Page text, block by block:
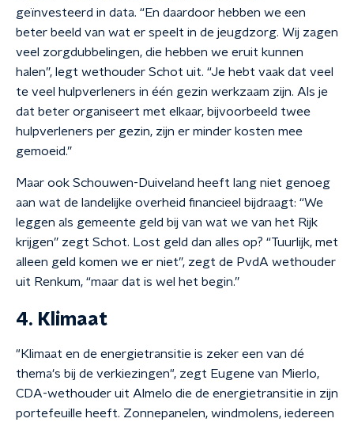
geïnvesteerd in data. “En daardoor hebben we een
beter beeld van wat er speelt in de jeugdzorg. Wij zagen
veel zorgdubbelingen, die hebben we eruit kunnen
halen”, legt wethouder Schot uit. “Je hebt vaak dat veel
te veel hulpverleners in één gezin werkzaam zijn. Als je
dat beter organiseert met elkaar, bijvoorbeeld twee
hulpverleners per gezin, zijn er minder kosten mee
gemoeid.”
Maar ook Schouwen-Duiveland heeft lang niet genoeg
aan wat de landelijke overheid financieel bijdraagt: “We
leggen als gemeente geld bij van wat we van het Rijk
krijgen” zegt Schot. Lost geld dan alles op? “Tuurlijk, met
alleen geld komen we er niet”, zegt de PvdA wethouder
uit Renkum, “maar dat is wel het begin.”
4. Klimaat
"Klimaat en de energietransitie is zeker een van dé
thema's bij de verkiezingen", zegt Eugene van Mierlo,
CDA-wethouder uit Almelo die de energietransitie in zijn
portefeuille heeft. Zonnepanelen, windmolens, iedereen